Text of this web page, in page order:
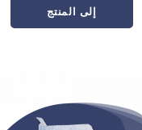
إلى المنتج